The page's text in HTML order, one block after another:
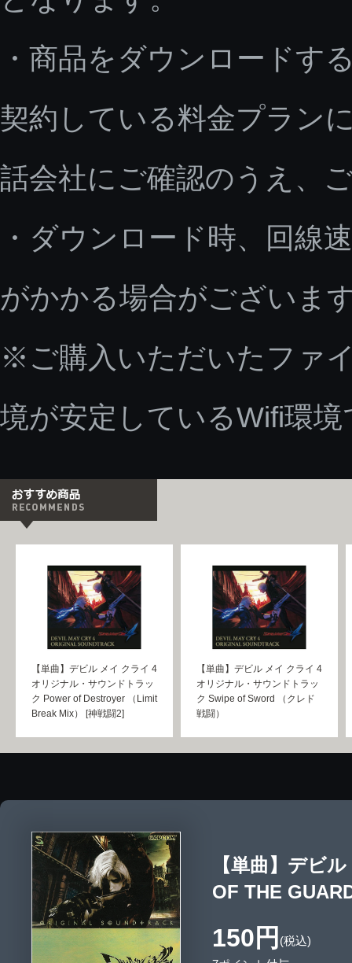
・商品をダウンロードす
契約している料金プラン
話会社にご確認のうえ、
・ダウンロード時、回線
がかかる場合がございま
※ご購入いただいたファ
境が安定しているWifi環
【単曲】デビル メイ クライ 4
オリジナル・サウンドトラッ
ク Power of Destroyer （Limit
Break Mix） [神戦闘2]
【単曲】デビル メイ クライ 4
オリジナル・サウンドトラッ
ク Swipe of Sword （クレド
戦闘）
【単曲】デビ
OF THE
150円 (税込)